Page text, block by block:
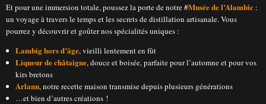
Et pour une immersion totale, poussez la porte de notre #Musée de l’Alambic :
un voyage à travers le temps et les secrets de distillation artisanale. Vous
pourrez y découvrir et goûter nos spécialités uniques :
Lambig hors d’âge, vieilli lentement en fût
Liqueur de châtaigne, douce et boisée, parfaite pour l’automne et pour vos
kirs bretons
Arlann, notre recette maison transmise depuis plusieurs générations
…et bien d’autres créations !